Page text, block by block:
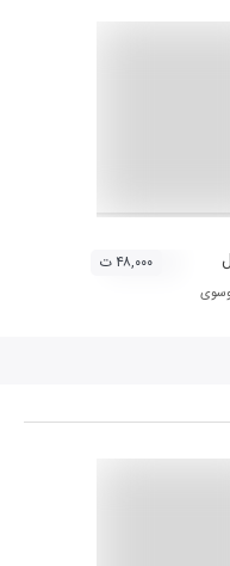
۴۸,۰۰۰ ت